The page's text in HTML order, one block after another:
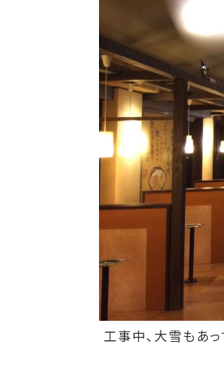
工事中、大雪もあ